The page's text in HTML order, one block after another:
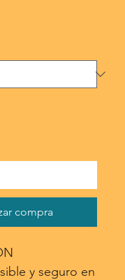
compra
y seguro en